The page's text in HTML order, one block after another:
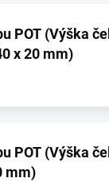
x 20 mm)
Šířka
mm)